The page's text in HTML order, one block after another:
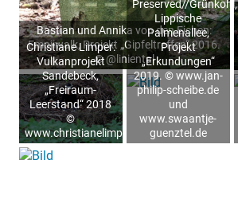
Bastian und Annika von den Eichen:
Emojiwalk, Projekt „Gipfeltreffen“ 2016.
© @liniental
Christiane Limper:
Vulkanprojekt
Sandebeck,
„Freiraum-
Leerstand“ 2018
©
www.christianelimper.wordpress.com
Preserved//Grünkohl,
Lippische
Palmenallee,
Projekt
„Erkundungen“
2019. © www.jan-
philip-scheibe.de
und
www.swaantje-
guenztel.de